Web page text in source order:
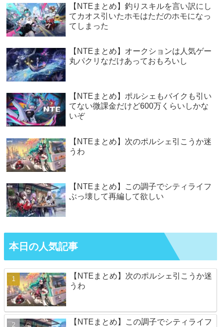
【NTEまとめ】釣りスキルを言い訳にし
てカオス引いたホモはただのホモになっ
てしまった
【NTEまとめ】オークションは人気ゲー
丸パクリなだけあっておもろいし
【NTEまとめ】ポルシェもバイクも引い
てない微課金だけど600万くらいしかな
いぞ
【NTEまとめ】次のポルシェ引こうか迷
うわ
【NTEまとめ】この調子でシティライフ
ぶっ壊して再編して欲しい
本日の人気記事
【NTEまとめ】次のポルシェ引こうか迷
うわ
【NTEまとめ】この調子でシティライフ